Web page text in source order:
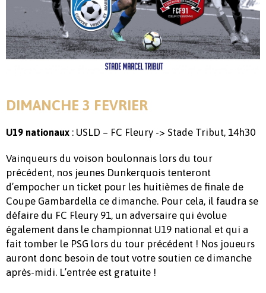
DIMANCHE 3 FEVRIER
U19 nationaux : USLD – FC Fleury -> Stade Tribut, 14h30
Vainqueurs du voison boulonnais lors du tour
précédent, nos jeunes Dunkerquois tenteront
d’empocher un ticket pour les huitièmes de finale de
Coupe Gambardella ce dimanche. Pour cela, il faudra se
défaire du FC Fleury 91, un adversaire qui évolue
également dans le championnat U19 national et qui a
fait tomber le PSG lors du tour précédent ! Nos joueurs
auront donc besoin de tout votre soutien ce dimanche
après-midi. L’entrée est gratuite !